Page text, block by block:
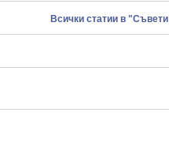
Всички статии в